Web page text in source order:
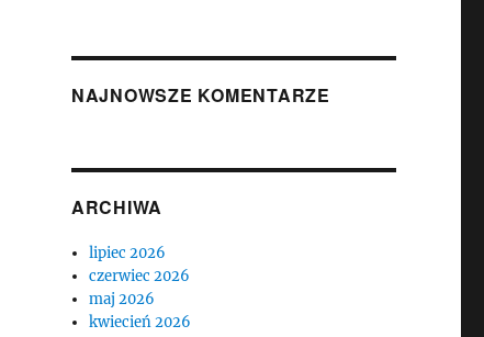
NAJNOWSZE KOMENTARZE
ARCHIWA
lipiec 2026
czerwiec 2026
maj 2026
kwiecień 2026